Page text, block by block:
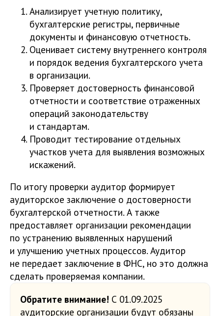
Анализирует учетную политику,
бухгалтерские регистры, первичные
документы и финансовую отчетность.
Оценивает систему внутреннего контроля
и порядок ведения бухгалтерского учета
в организации.
Проверяет достоверность финансовой
отчетности и соответствие отраженных
операций законодательству
и стандартам.
Проводит тестирование отдельных
участков учета для выявления возможных
искажений.
По итогу проверки аудитор формирует
аудиторское заключение о достоверности
бухгалтерской отчетности. А также
предоставляет организации рекомендации
по устранению выявленных нарушений
и улучшению учетных процессов. Аудитор
не передает заключение в ФНС, но это должна
сделать проверяемая компании.
Обратите внимание! С 01.09.2025
аудиторские организации будут обязаны